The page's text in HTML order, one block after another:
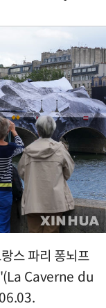
스 파리 퐁뇌프
'(La Caverne du